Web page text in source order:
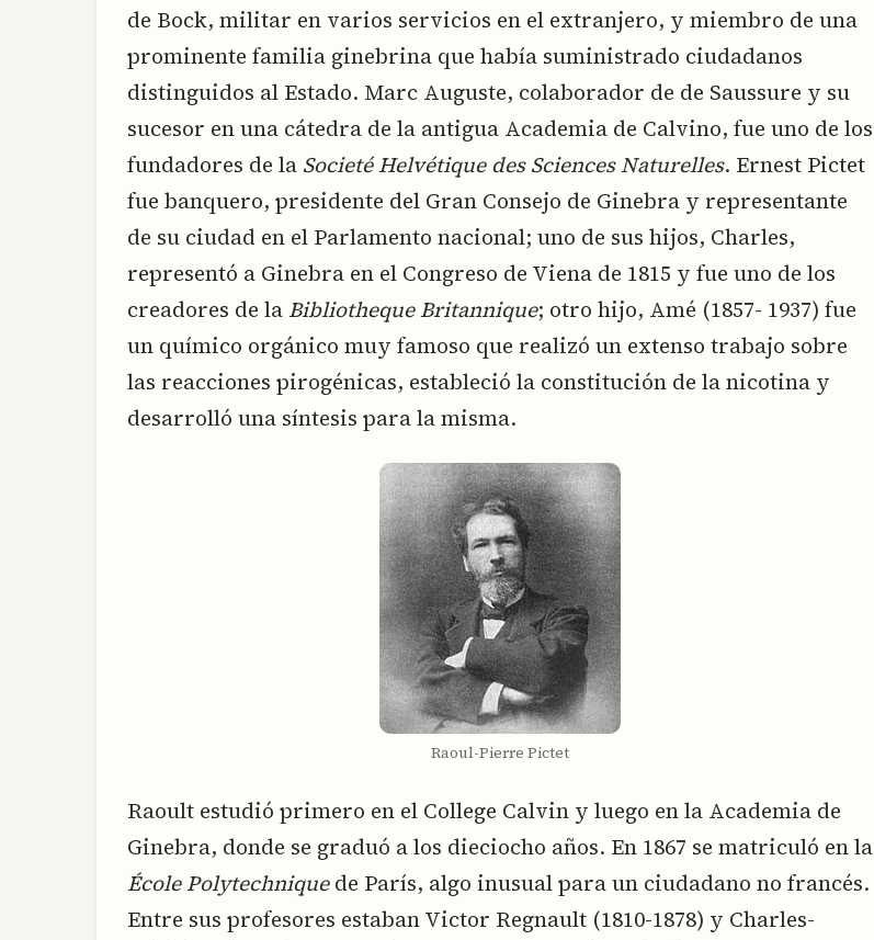
de Bock, militar en varios servicios en el extranjero, y miembro de una
prominente familia ginebrina que había suministrado ciudadanos
distinguidos al Estado. Marc Auguste, colaborador de de Saussure y su
sucesor en una cátedra de la antigua Academia de Calvino, fue uno de los
fundadores de la Societé Helvétique des Sciences Naturelles. Ernest Pictet
fue banquero, presidente del Gran Consejo de Ginebra y representante
de su ciudad en el Parlamento nacional; uno de sus hijos, Charles,
representó a Ginebra en el Congreso de Viena de 1815 y fue uno de los
creadores de laBibliotheque Britannique; otro hijo, Amé (1857- 1937) fue
un químico orgánico muy famoso que realizó un extenso trabajo sobre
las reacciones pirogénicas, estableció la constitución de la nicotina y
desarrolló una síntesis para la misma.
Raoul-Pierre Pictet
Raoult estudió primero en el College Calvin y luego en la Academia de
Ginebra, donde se graduó a los dieciocho años. En 1867 se matriculó en la
École Polytechniquede París, algo inusual para un ciudadano no francés.
Entre sus profesores estaban Victor Regnault (1810-1878) y Charles-